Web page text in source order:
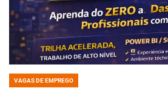
POSTED
VAGAS DE EMPREGO